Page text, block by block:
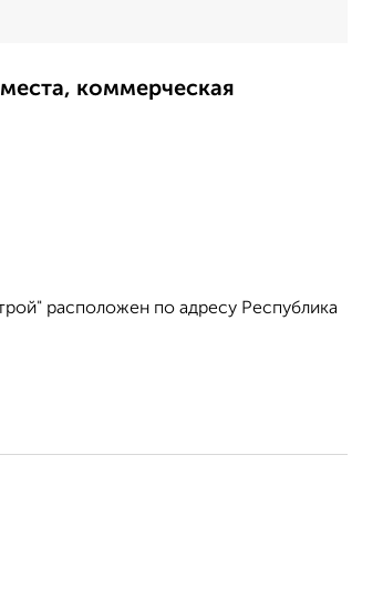
коммерческая
расположен по адресу Республика